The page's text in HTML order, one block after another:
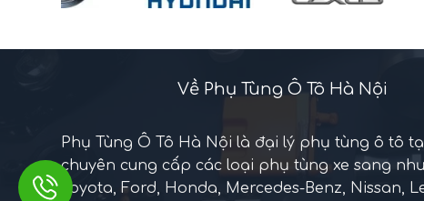
Về Phụ Tùng Ô Tô Hà Nội
Phụ Tùng Ô Tô Hà Nội là đại lý phụ tùng ô tô
chuyên cung cấp các loại phụ tùng xe sang như
Toyota, Ford, Honda, Mercedes-Benz, Nissan,